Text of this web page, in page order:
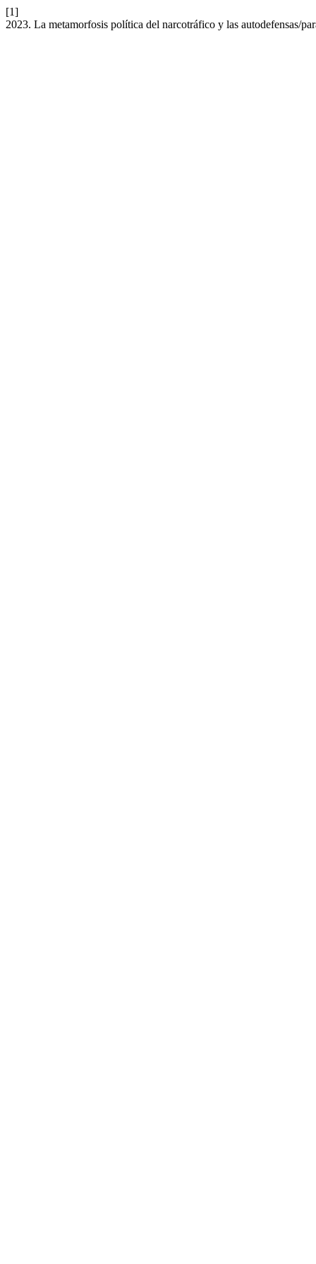
[1]
2023. La metamorfosis política del narcotráfico y las autodefensas/